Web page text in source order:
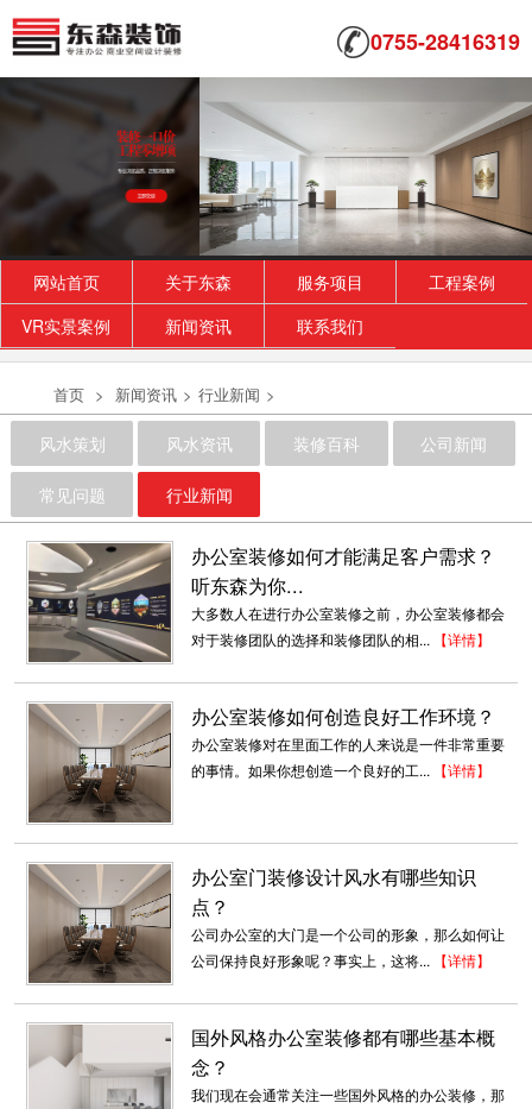
0755-28416319
网站首页 关于东森 服务项目
工程案例
VR实景案例
新闻资讯 联系我们
首页 > 新闻资讯 > 行业新闻 >
风水策划 风水资讯 装修百科 公司新闻
常见问题 行业新闻
办公室装修如何才能满足客户需求？
听东森为你...
大多数人在进行办公室装修之前，办公室装修都会
对于装修团队的选择和装修团队的相... 【详情】
办公室装修如何创造良好工作环境？
办公室装修对在里面工作的人来说是一件非常重要
的事情。如果你想创造一个良好的工... 【详情】
办公室门装修设计风水有哪些知识
点？
公司办公室的大门是一个公司的形象，那么如何让
公司保持良好形象呢？事实上，这将... 【详情】
国外风格办公室装修都有哪些基本概
念？
我们现在会通常关注一些国外风格的办公装修，那